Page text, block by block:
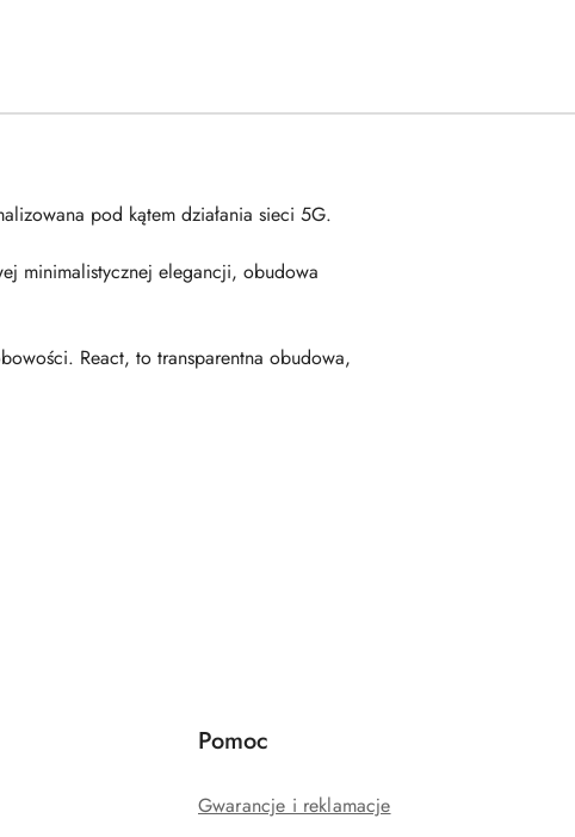
pod kątem działania sieci 5G.
minimalistycznej elegancji, obudowa
React, to transparentna obudowa,
Pomoc
Gwarancje i reklamacje